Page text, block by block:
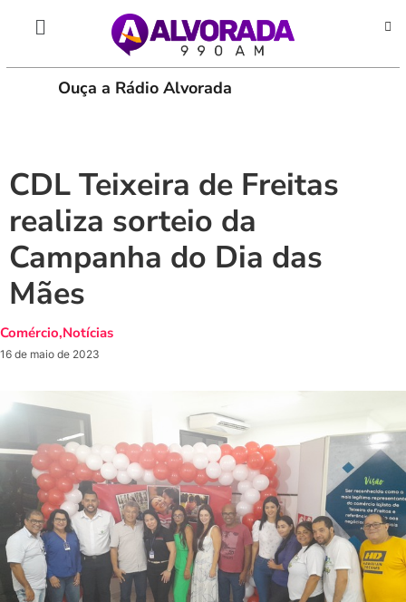
Ouça a Rádio Alvorada
CDL Teixeira de Freitas
realiza sorteio da
Campanha do Dia das
Mães
Comércio,Notícias
16 de maio de 2023